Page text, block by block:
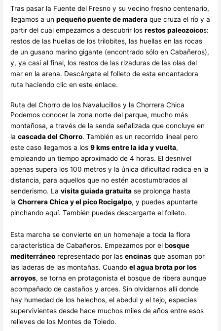
Tras pasar la Fuente del Fresno y su vecino fresno centenario,
llegamos a unpequeño puente de madera que cruza el río y a
partir del cual empezamos a descubrir losrestos paleozoicos:
restos de las huellas de los trilobites, las huellas en las rocas
de un gusano marino gigante (encontrado sólo en Cabañeros),
y, ya casi al final, los restos de las rizaduras de las olas del
mar en la arena. Descárgate el folleto de esta encantadora
ruta haciendo clic en este enlace.
Ruta del Chorro de los Navalucillos y la Chorrera Chica
Podemos conocer la zona norte del parque, mucho más
montañosa, a través de la senda señalizada que concluye en
lacascada del Chorro. También es un recorrido lineal pero
este caso llegamos a los9 kms entre la ida y vuelta,
empleando un tiempo aproximado de 4 horas. El desnivel
apenas supera los 100 metros y la única dificultad radica en la
distancia, para aquellos que no estén acostumbrados al
senderismo. Lavisita guiada gratuita se prolonga hasta
laChorrera Chica y el pico Rocigalpo, y puedes apuntarte
pinchando aquí. También puedes descargarte el folleto.
Esta marcha se convierte en un homenaje a toda la flora
característica de Cabañeros. Empezamos por el bosque
mediterráneo representado por lasencinas que asoman por
las laderas de las montañas. Cuandoel agua brota por los
arroyos, se torna en protagonista el bosque de ribera aunque
acompañado de castaños y arces. Sin olvidarnos allí donde
hay humedad de los helechos, el abedul y el tejo, especies
supervivientes desde hace muchos miles de años entre esos
relieves de los Montes de Toledo.